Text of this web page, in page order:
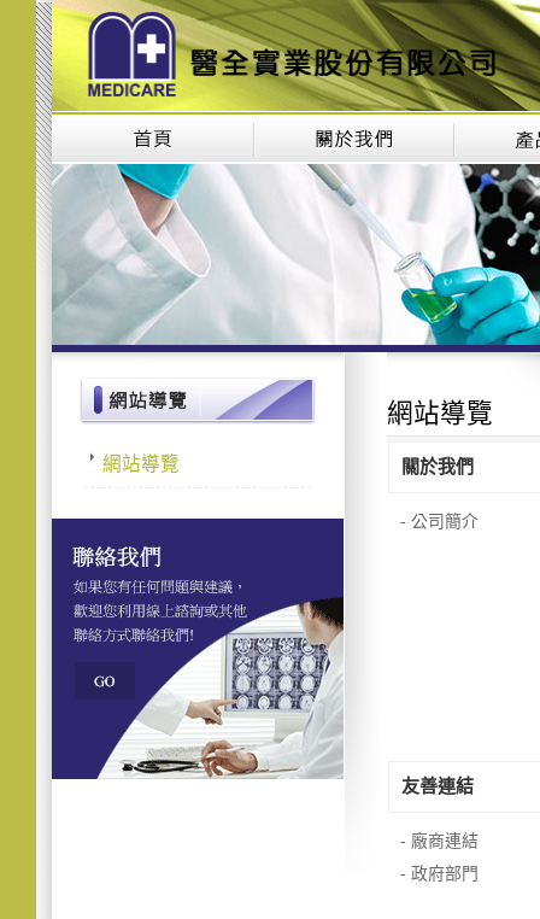
網站導覽
關於我們
- 公司簡介
友善連結
- 廠商連結
- 政府部門
網站導覽